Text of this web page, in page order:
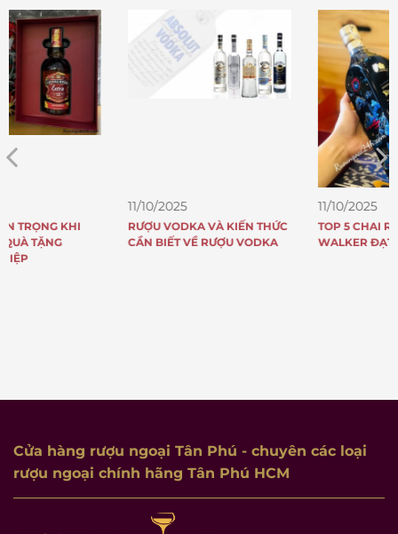
RƯỢU VODKA VÀ KIẾN THỨC
CẦN BIẾT VỀ RƯỢU VODKA
TOP 5 CHAI RƯỢU JOHNNIE
WALKER ĐẠT GIẢI QUỐC TẾ
Cửa hàng rượu ngoại Tân Phú - chuyên các loại
rượu ngoại chính hãng Tân Phú HCM